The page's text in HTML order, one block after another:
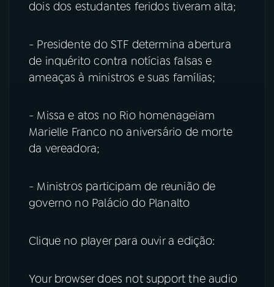
dois dos estudantes feridos tiveram alta;
- Presidente do STF determina abertura
de inquérito contra notícias falsas e
ameaças à ministros e suas famílias;
- Missa e atos no Rio homenageiam
Marielle Franco no aniversário de morte
da vereadora;
- Ministros participam de reunião de
governo no Palácio do Planalto
Clique no player para ouvir a edição:
Your browser does not support the audio